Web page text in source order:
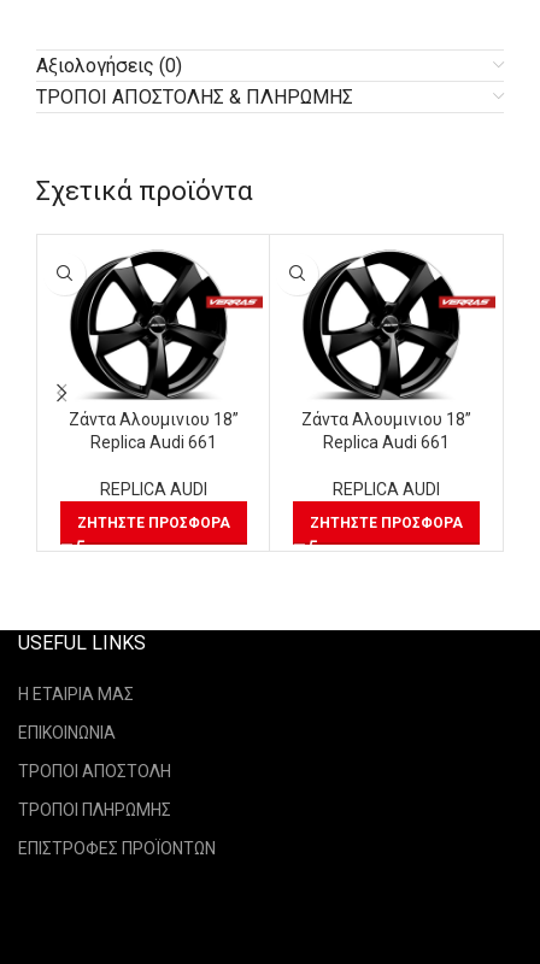
Αξιολογήσεις (0)
ΤΡΟΠΟΙ ΑΠΟΣΤΟΛΗΣ & ΠΛΗΡΩΜΗΣ
Σχετικά προϊόντα
Ζάντα Αλουμινιου 18”
Replica Audi 661
REPLICA AUDI
ΖΗΤΉΣΤΕ ΠΡΟΣΦΟΡΆ
Ζάντα Αλουμινιου 18”
Replica Audi 661
REPLICA AUDI
ΖΗΤΉΣΤΕ ΠΡΟΣΦΟΡΆ
USEFUL LINKS
Η ΕΤΑΙΡΙΑ ΜΑΣ
ΕΠΙΚΟΙΝΩΝΙΑ
ΤΡΟΠΟΙ ΑΠΟΣΤΟΛΗ
ΤΡΟΠΟΙ ΠΛΗΡΩΜΗΣ
ΕΠΙΣΤΡΟΦΕΣ ΠΡΟΪΟΝΤΩΝ